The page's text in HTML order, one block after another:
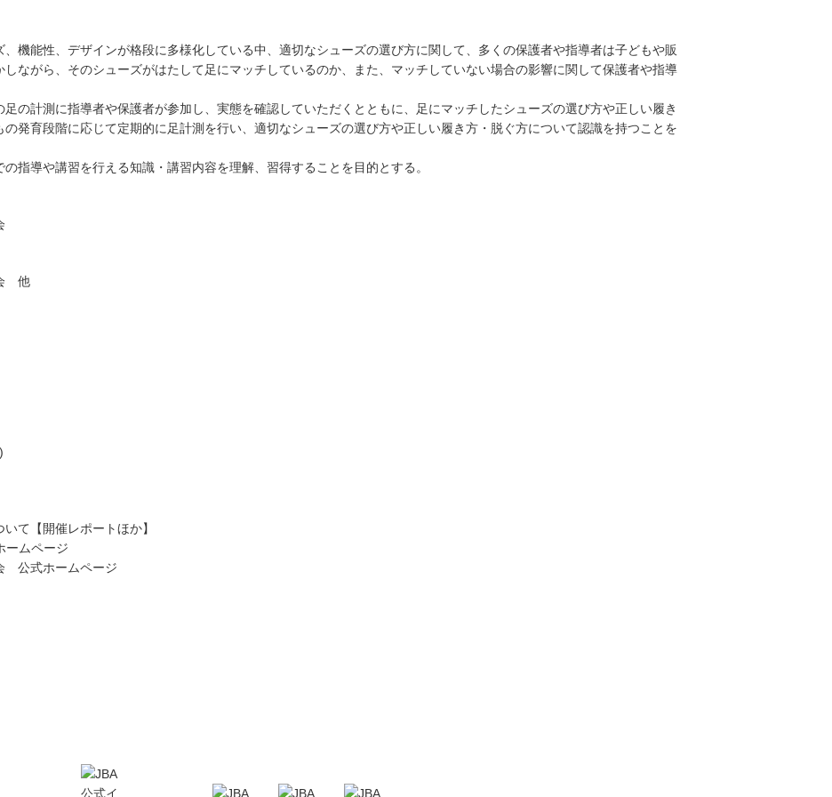
機能性、デザインが格段に多様化している中、適切なシューズの選び方に関して、多くの保護者や指導者は子どもや販
ながら、そのシューズがはたして足にマッチしているのか、また、マッチしていない場合の影響に関して保護者や指導
の計測に指導者や保護者が参加し、実態を確認していただくとともに、足にマッチしたシューズの選び方や正しい履き
発育段階に応じて定期的に足計測を行い、適切なシューズの選び方や正しい履き方・脱ぐ方について認識を持つことを
指導や講習を行える知識・講習内容を理解、習得することを目的とする。
他
て【開催レポートほか】
ームページ
公式ホームページ